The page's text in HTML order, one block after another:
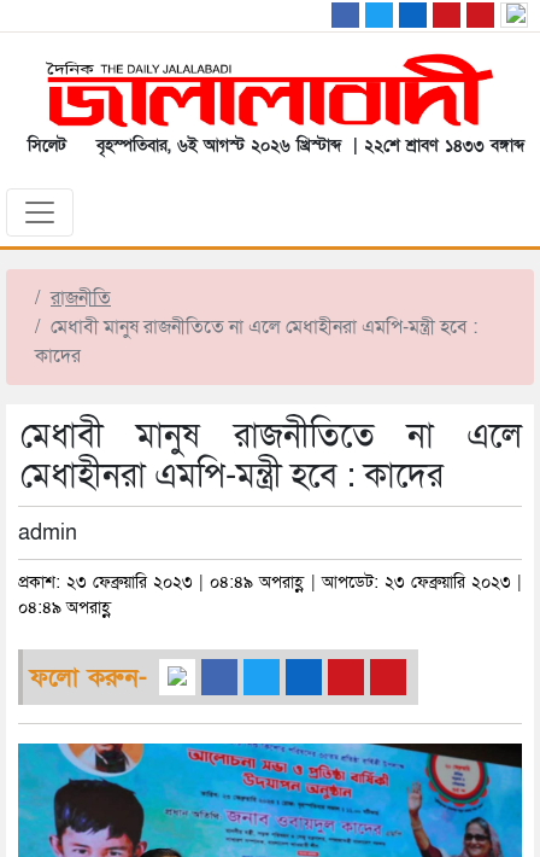
সিলেট বৃহস্পতিবার, ৬ই আগস্ট ২০২৬ খ্রিস্টাব্দ | ২২শে শ্রাবণ ১৪৩৩ বঙ্গাব্দ
রাজনীতি
মেধাবী মানুষ রাজনীতিতে না এলে মেধাহীনরা এমপি-মন্ত্রী হবে :
কাদের
মেধাবী মানুষ রাজনীতিতে না এলে
মেধাহীনরা এমপি-মন্ত্রী হবে : কাদের
admin
প্রকাশ: ২৩ ফেব্রুয়ারি ২০২৩ | ০৪:৪৯ অপরাহ্ণ | আপডেট: ২৩ ফেব্রুয়ারি ২০২৩ |
০৪:৪৯ অপরাহ্ণ
ফলো করুন-